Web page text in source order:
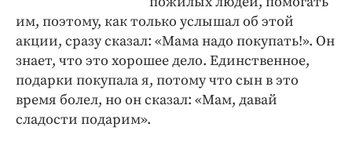
им, поэтому, как только услышал об этой
акции, сразу сказал: «Мама надо покупать!». Он
знает, что это хорошее дело. Единственное,
подарки покупала я, потому что сын в это
время болел, но он сказал: «Мам, давай
сладости подарим».